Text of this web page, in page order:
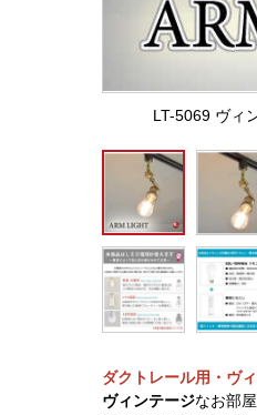
LT-5069 ヴィ
ダクトレール用・ヴ
ヴィンテージなお部